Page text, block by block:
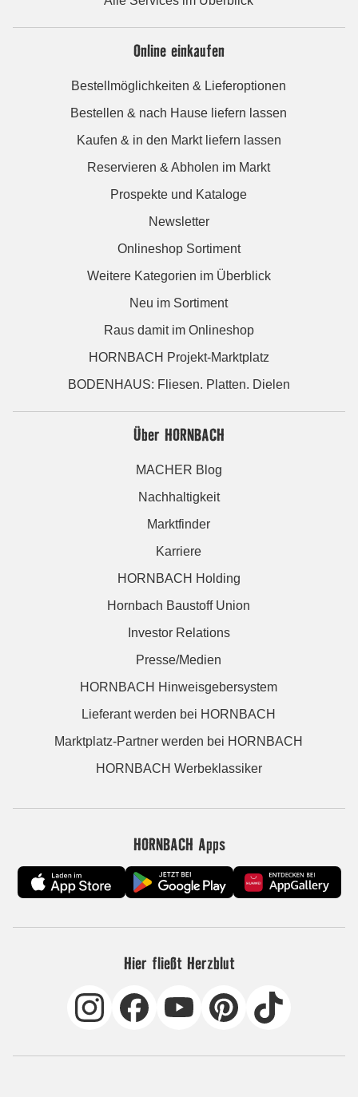
Online einkaufen
Bestellmöglichkeiten & Lieferoptionen
Bestellen & nach Hause liefern lassen
Kaufen & in den Markt liefern lassen
Reservieren & Abholen im Markt
Prospekte und Kataloge
Newsletter
Onlineshop Sortiment
Weitere Kategorien im Überblick
Neu im Sortiment
Raus damit im Onlineshop
HORNBACH Projekt-Marktplatz
BODENHAUS: Fliesen. Platten. Dielen
Über HORNBACH
MACHER Blog
Nachhaltigkeit
Marktfinder
Karriere
HORNBACH Holding
Hornbach Baustoff Union
Investor Relations
Presse/Medien
HORNBACH Hinweisgebersystem
Lieferant werden bei HORNBACH
Marktplatz-Partner werden bei HORNBACH
HORNBACH Werbeklassiker
HORNBACH Apps
Hier fließt Herzblut